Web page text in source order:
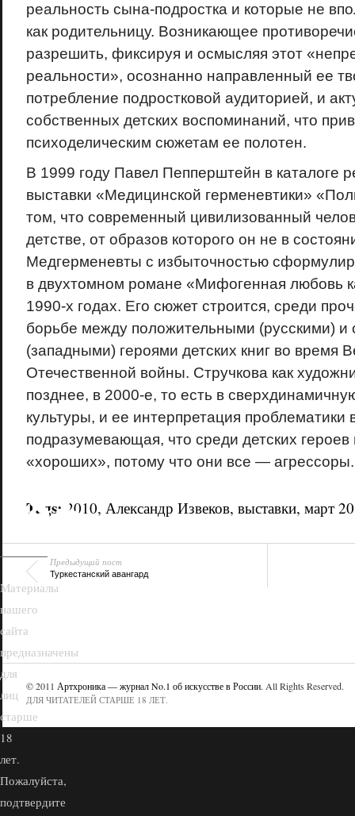
реальность сына-подростка и которые не
как родительницу. Возникающее
разрешить, фиксируя и осмысляя этот
реальности», осознанно направленный ее
потребление подростковой аудиторией, и
собственных детских воспоминаний, что
психоделическим сюжетам ее полотен.
В 1999 году Павел Пепперштейн в каталоге
выставки «Медицинской герменевтики»
том, что современный цивилизованный
детстве, от образов которого он не в
Медгерменевты с избыточностью
в двухтомном романе «Мифогенная любовь
1990-х годах. Его сюжет строится, среди
борьбе между положительными (русскими) и
(западными) героями детских книг во время
Отечественной войны. Стручкова как
позднее, в 2000-е, то есть в
культуры, и ее интерпретация проблематики
подразумевающая, что среди детских героев
«хороших», потому что они все — агрессоры.
Tags: 2010, Александр Извеков, выставки, март
Предыдущий пост
Туркестанский авангард
© 2011 Артхроника — журнал No.1 об искусстве в России. All Rights Reserved.
ДЛЯ ЧИТАТЕЛЕЙ СТАРШЕ 18 ЛЕТ.
18+
Материалы
нашего
сайта
предназначены
для
лиц
старше
18
лет.
Пожалуйста,
подтвердите